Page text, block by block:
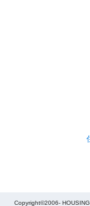
Copyright©2006-